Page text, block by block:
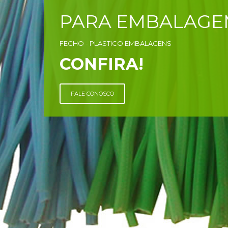
PARA
FECHO - PLASTICO EMBALAGENS
CONFIRA!
FALE CONOSCO